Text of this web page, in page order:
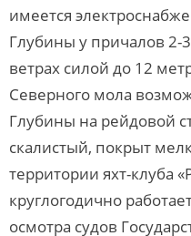
имеется
Глубины у причалов
ветрах силой до 12
Северного мола
Глубины на рейдовой
скалистый, покрыт
территории яхт-клуба
круглогодично
осмотра судов